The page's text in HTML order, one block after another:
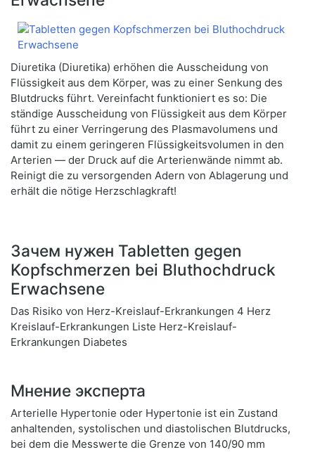
Diuretika (Diuretika) erhöhen die Ausscheidung von
Flüssigkeit aus dem Körper, was zu einer Senkung des
Blutdrucks führt. Vereinfacht funktioniert es so: Die
ständige Ausscheidung von Flüssigkeit aus dem Körper
führt zu einer Verringerung des Plasmavolumens und
damit zu einem geringeren Flüssigkeitsvolumen in den
Arterien — der Druck auf die Arterienwände nimmt ab.
Reinigt die zu versorgenden Adern von Ablagerung und
erhält die nötige Herzschlagkraft!
Зачем нужен Tabletten gegen
Kopfschmerzen bei Bluthochdruck
Erwachsene
Das Risiko von Herz-Kreislauf-Erkrankungen 4 Herz
Kreislauf-Erkrankungen Liste Herz-Kreislauf-
Erkrankungen Diabetes
Мнение эксперта
Arterielle Hypertonie oder Hypertonie ist ein Zustand
anhaltenden, systolischen und diastolischen Blutdrucks,
bei dem die Messwerte die Grenze von 140/90 mm